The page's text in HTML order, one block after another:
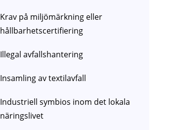
Krav på miljömärkning eller
hållbarhetscertifiering
Illegal avfallshantering
Insamling av textilavfall
Industriell symbios inom det lokala
näringslivet